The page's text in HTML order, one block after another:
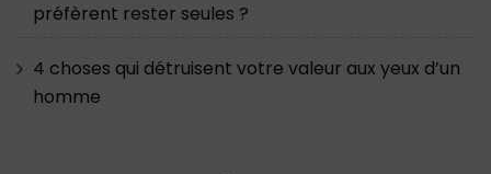
préfèrent rester seules ?
4 choses qui détruisent votre valeur aux yeux d’un
homme